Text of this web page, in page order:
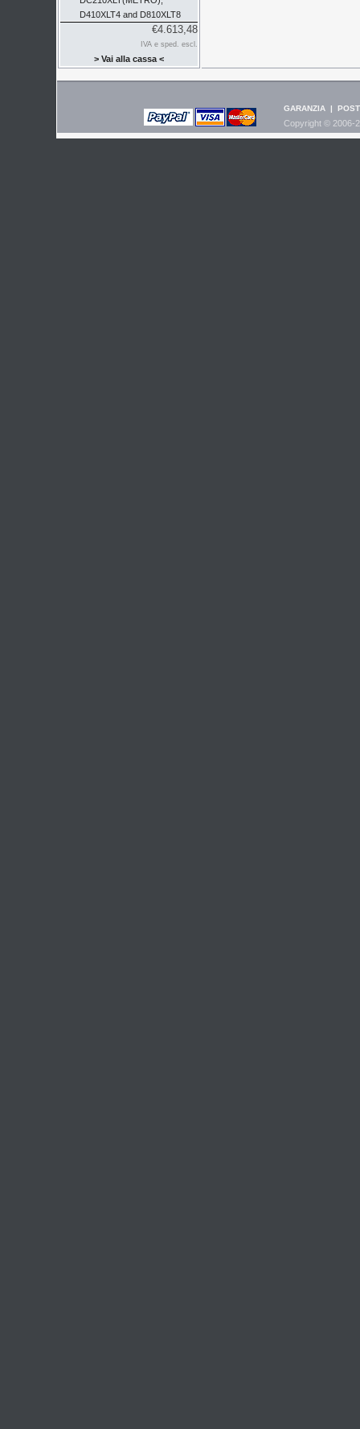
D410XLT4 and D810XLT8
€4.613,48
IVA e sped. escl.
> Vai alla cassa <
GARANZIA |
Copyright © 2006-